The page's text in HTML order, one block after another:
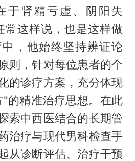
于肾精亏虚、阴阳失
常这样说，也是这样做
，他始终坚持辨证论
则，针对每位患者的个
的诊疗方案，充分体现
的精准治疗思想。在此
索中西医结合的长期管
治疗与现代男科检查手
从诊断评估、治疗干预